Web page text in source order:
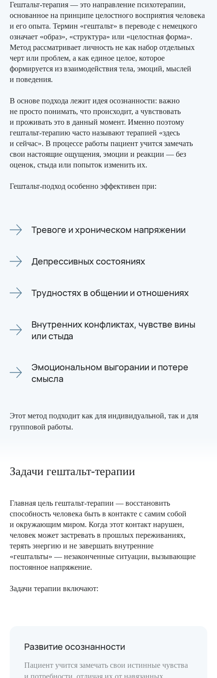
Гештальт-терапия — это направление психотерапии,
основанное на принципе целостного восприятия человека
и его опыта. Термин «гештальт» в переводе с немецкого
означает «образ», «структура» или «целостная форма».
Метод рассматривает личность не как набор отдельных
черт или проблем, а как единое целое, которое
формируется из взаимодействия тела, эмоций, мыслей
и поведения.
В основе подхода лежит идея осознанности: важно
не просто понимать, что происходит, а чувствовать
и проживать это в данный момент. Именно поэтому
гештальт-терапию часто называют терапией «здесь
и сейчас». В процессе работы пациент учится замечать
свои настоящие ощущения, эмоции и реакции — без
оценок, стыда или попыток изменить их.
Гештальт-подход особенно эффективен при:
Тревоге и хроническом напряжении
Депрессивных состояниях
Трудностях в общении и отношениях
Внутренних конфликтах, чувстве вины
или стыда
Эмоциональном выгорании и потере
смысла
Этот метод подходит как для индивидуальной, так и для
групповой работы.
Задачи гештальт-терапии
Главная цель гештальт-терапии — восстановить
способность человека быть в контакте с самим собой
и окружающим миром. Когда этот контакт нарушен,
человек может застревать в прошлых переживаниях,
терять энергию и не завершать внутренние
«гештальты» — незаконченные ситуации, вызывающие
постоянное напряжение.
Задачи терапии включают:
Развитие осознанности
Пациент учится замечать свои истинные чувства
и потребности, отличая их от навязанных